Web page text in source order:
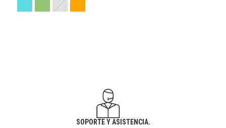
SOPORTE Y ASISTENCIA.